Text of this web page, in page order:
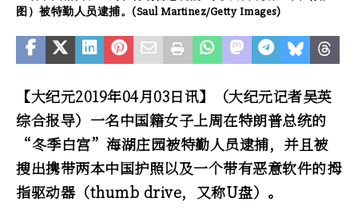
图）被特勤人员逮捕。(Saul Martinez/Getty Images)
【大纪元2019年04月03日讯】（大纪元记者吴英
综合报导）一名中国籍女子上周在特朗普总统的
“冬季白宫”海湖庄园被特勤人员逮捕，并且被
搜出携带两本中国护照以及一个带有恶意软件的拇
指驱动器（thumb drive，又称U盘）。